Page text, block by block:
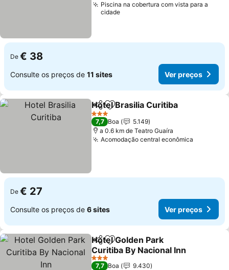
Piscina na cobertura com vista para a
cidade
De € 38
Consulte os preços de 11 sites Ver preços
PartilharAdicionar aos favoritos
Hotel Brasilia Curitiba
3 Estrelas
7,7 Boa
5.149
a 0.6 km de Teatro Guaíra
Acomodação central econômica
De € 27
Consulte os preços de 6 sites Ver preços
PartilharAdicionar aos favoritos
Hotel Golden Park
Curitiba By Nacional Inn
Ver preços
3 Estrelas
7,7 Boa
9.430